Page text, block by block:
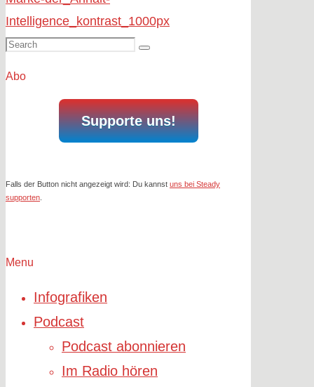
Search
Search
Abo
Supporte uns!
Falls der Button nicht angezeigt wird: Du kannst uns bei Steady
supporten
Menu
Infografiken
Podcast
Podcast abonnieren
Im Radio hören